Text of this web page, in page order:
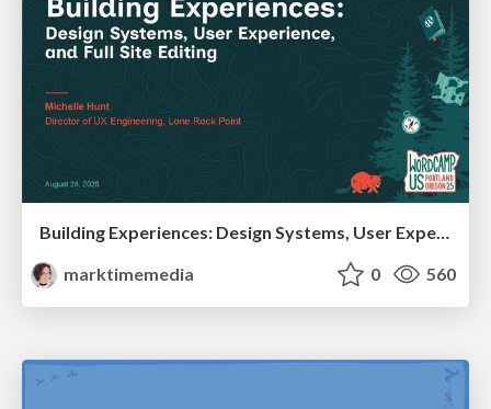
Building Experiences: Design Systems, User Experience, and Full Site Editing
marktimemedia
0 560